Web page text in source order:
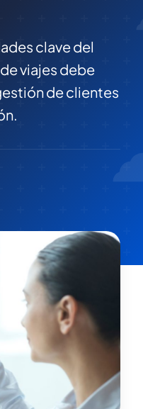
clave del
viajes debe
de clientes